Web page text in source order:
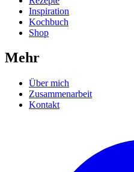
Inspiration
Kochbuch
Shop
Mehr
Über mich
Zusammenarbeit
Kontakt